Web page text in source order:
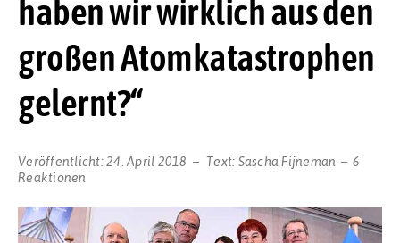
haben wir wirklich aus den
großen Atomkatastrophen
gelernt?“
Veröffentlicht:24. April 2018 Text: Sascha Fijneman
6
Reaktionen